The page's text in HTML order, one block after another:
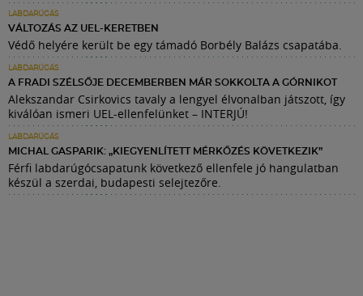
LABDARÚGÁS
VÁLTOZÁS AZ UEL-KERETBEN
Védő helyére került be egy támadó Borbély Balázs csapatába.
LABDARÚGÁS
A FRADI SZÉLSŐJE DECEMBERBEN MÁR SOKKOLTA A GÓRNIKOT
Alekszandar Csirkovics tavaly a lengyel élvonalban játszott, így
kiválóan ismeri UEL-ellenfelünket – INTERJÚ!
LABDARÚGÁS
MICHAL GASPARIK: „KIEGYENLÍTETT MÉRKŐZÉS KÖVETKEZIK”
Férfi labdarúgócsapatunk következő ellenfele jó hangulatban
készül a szerdai, budapesti selejtezőre.